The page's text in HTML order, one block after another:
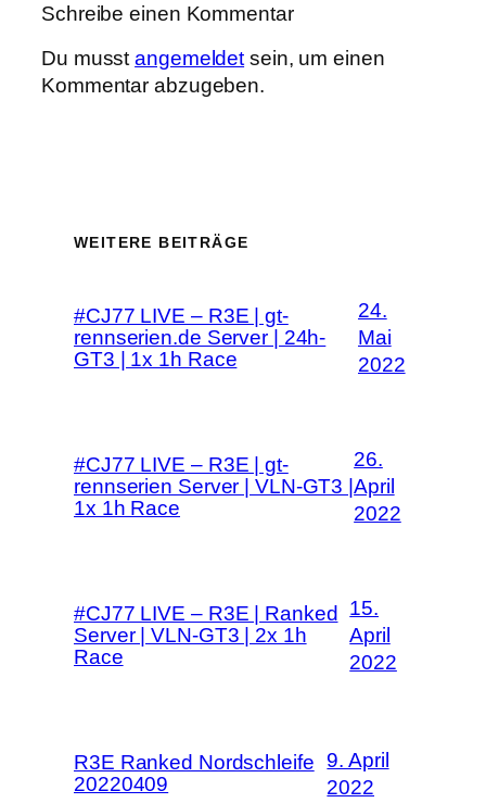
Schreibe einen Kommentar
Du musstangemeldet sein, um einen
Kommentar abzugeben.
WEITERE BEITRÄGE
#CJ77 LIVE – R3E | gt-
rennserien.de Server | 24h-
GT3 | 1x 1h Race
24.
Mai
2022
#CJ77 LIVE – R3E | gt-
rennserien Server | VLN-GT3 |
1x 1h Race
26.
April
2022
#CJ77 LIVE – R3E | Ranked
Server | VLN-GT3 | 2x 1h
Race
15.
April
2022
R3E Ranked Nordschleife
20220409
9. April
2022